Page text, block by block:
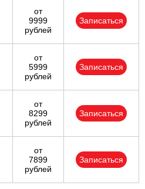
от
9999
рублей
Записаться
от
5999
рублей
Записаться
от
8299
рублей
Записаться
от
7899
рублей
Записаться